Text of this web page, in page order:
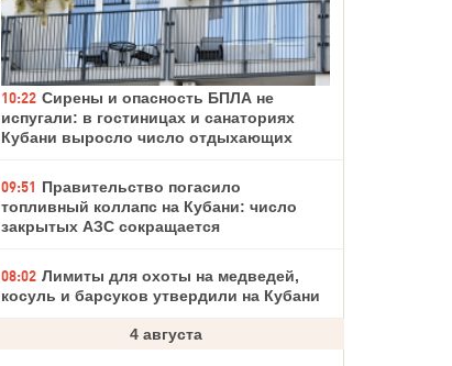
10:22 Сирены и опасность БПЛА не
испугали: в гостиницах и санаториях
Кубани выросло число отдыхающих
09:51 Правительство погасило
топливный коллапс на Кубани: число
закрытых АЗС сокращается
08:02 Лимиты для охоты на медведей,
косуль и барсуков утвердили на Кубани
4 августа